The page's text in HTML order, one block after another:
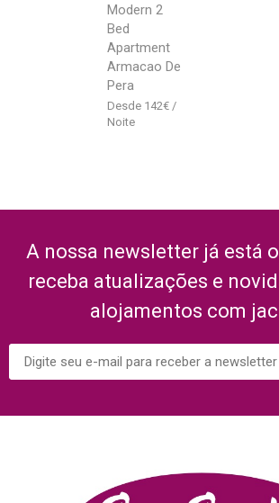
Modern 2
Bed
Apartment
Armacao De
Pera
142€
A nossa newsletter já está
receba atualizações e
alojamentos com